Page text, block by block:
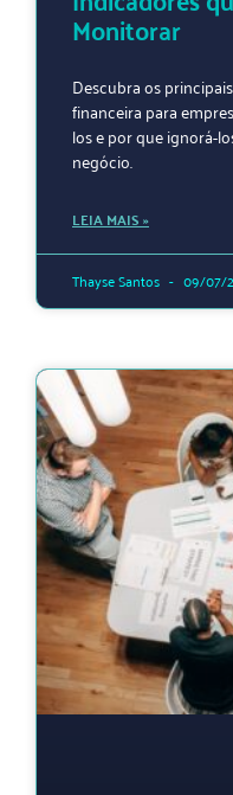
Monitorar
Descubra os
financeira para
los e por que ignorá-
negócio.
LEIA MAIS »
Thayse Santos 09/07/